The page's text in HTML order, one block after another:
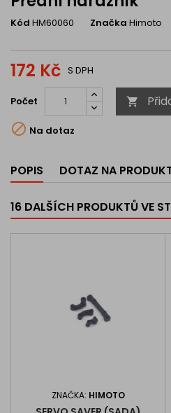
Kód HM60060 Značka Himoto
172 Kč S DPH
Počet 
 Na dotaz
POPIS DOTAZ NA
16 DALŠÍCH PRODUKTŮ VE
ZNAČKA: HIMOTO